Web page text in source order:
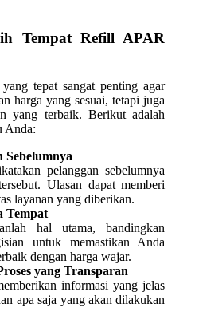
Tempat Refill APAR
tepat sangat penting agar
harga yang sesuai, tetapi juga
yang terbaik. Berikut adalah
Anda:
Sebelumnya
pelanggan sebelumnya
Ulasan dapat memberi
layanan yang diberikan.
Tempat
hal utama, bandingkan
untuk memastikan Anda
dengan harga wajar.
yang Transparan
informasi yang jelas
apa saja yang akan dilakukan